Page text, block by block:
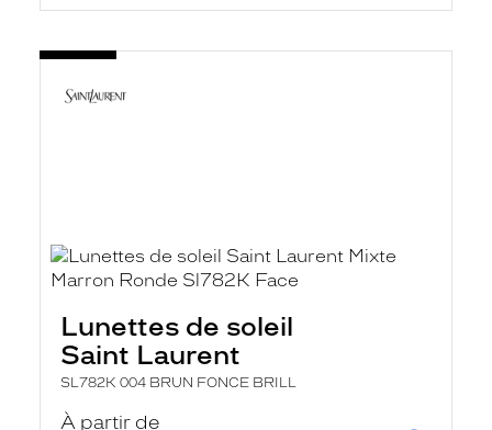
Lunettes de soleil
Saint Laurent
SL782K 004 BRUN FONCE BRILL
À partir de